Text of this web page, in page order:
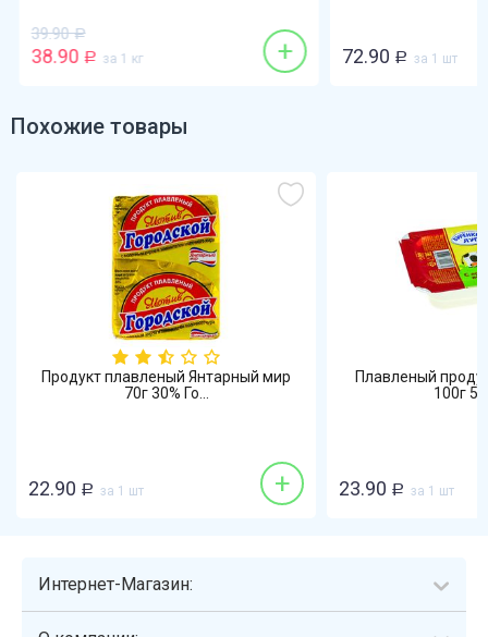
39.90 Р
38.90 Р за 1 кг + 72.90 Р за 1 шт
Похожие товары
Продукт плавленый Янтарный мир
70г 30% Го...
22.90 Р за 1 шт +
Плавленый
100г
23.90 Р за 1 шт
Интернет-Магазин: